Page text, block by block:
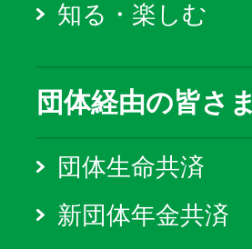
知る・楽しむ
団体経由の皆さま
団体生命共済
新団体年金共済